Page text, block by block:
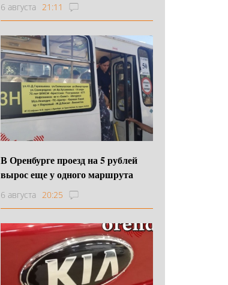
6 августа 21:11
В Оренбурге проезд на 5 рублей
вырос еще у одного маршрута
6 августа 20:25